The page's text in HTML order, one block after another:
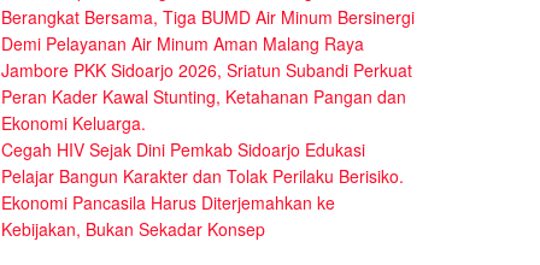
Berangkat Bersama, Tiga BUMD Air Minum Bersinergi
Demi Pelayanan Air Minum Aman Malang Raya
Jambore PKK Sidoarjo 2026, Sriatun Subandi Perkuat
Peran Kader Kawal Stunting, Ketahanan Pangan dan
Ekonomi Keluarga.
Cegah HIV Sejak Dini Pemkab Sidoarjo Edukasi
Pelajar Bangun Karakter dan Tolak Perilaku Berisiko.
Ekonomi Pancasila Harus Diterjemahkan ke
Kebijakan, Bukan Sekadar Konsep